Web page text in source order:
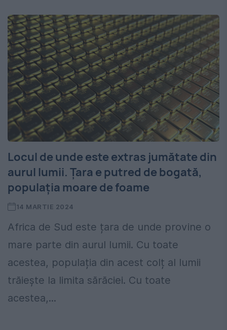
Locul de unde este extras jumătate din
aurul lumii. Țara e putred de bogată,
populația moare de foame
14 MARTIE 2024
Africa de Sud este țara de unde provine o
mare parte din aurul lumii. Cu toate
acestea, populația din acest colț al lumii
trăiește la limita sărăciei. Cu toate
acestea,...